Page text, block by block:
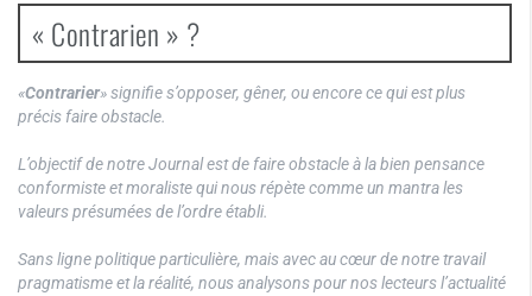
« Contrarien » ?
«Contrarier» signifie s’opposer, gêner, ou encore ce qui est plus
précis faire obstacle.
L’objectif de notre Journal est de faire obstacle à la bien pensance
conformiste et moraliste qui nous répète comme un mantra les
valeurs présumées de l’ordre établi.
Sans ligne politique particulière, mais avec au cœur de notre travail
pragmatisme et la réalité, nous analysons pour nos lecteurs l’actualité